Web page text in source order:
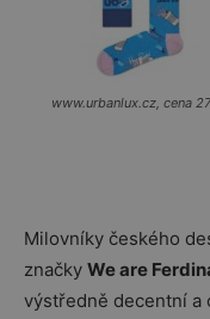
www.urbanlux.cz, cena
Milovníky českého
značky We are
výstředně decentní a